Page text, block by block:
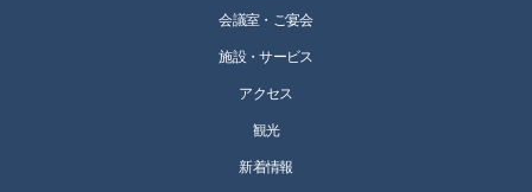
会議室・ご宴会
施設・サービス
アクセス
観光
新着情報